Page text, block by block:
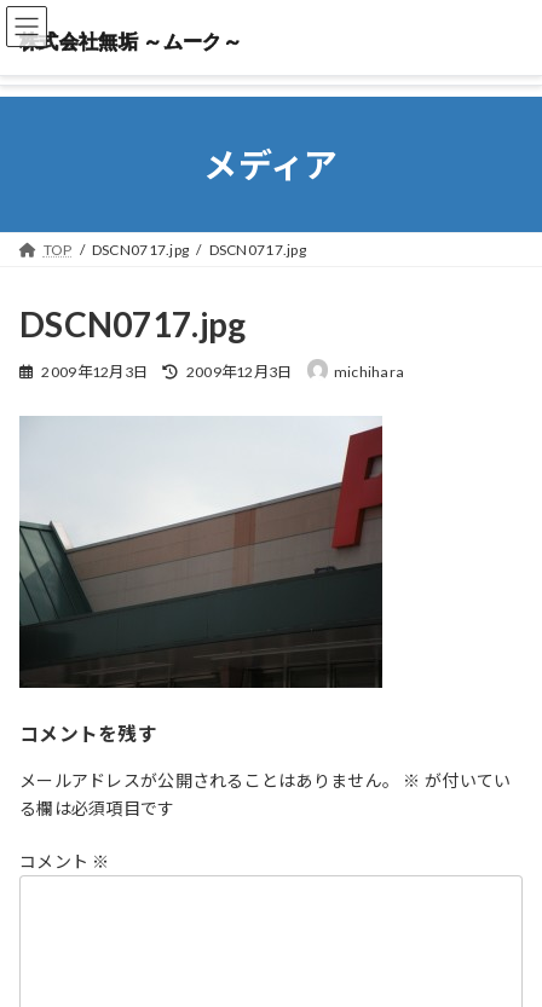
株式会社無垢 ～ムーク～
株式会社無垢 ～ムーク～
メディア
TOP DSCN0717.jpg DSCN0717.jpg
DSCN0717.jpg
2009年12月3日
最
2009年12月3日 michihara
コメントを残す
メールアドレスが公開されることはありません。 ※ が付いてい
る欄は必須項目です
コメント ※